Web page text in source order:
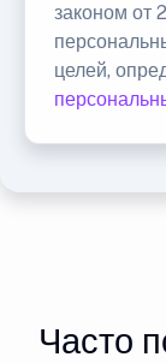
законом от
целей,
Часто